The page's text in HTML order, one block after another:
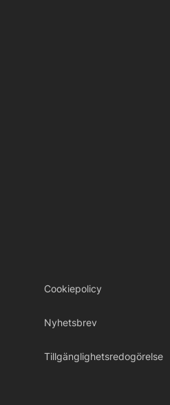
Cookiepolicy
Nyhetsbrev
Tillgänglighetsredogörelse